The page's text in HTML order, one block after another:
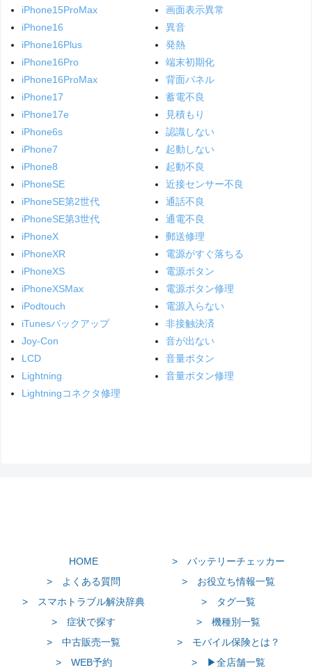
iPhone15ProMax
iPhone16
iPhone16Plus
iPhone16Pro
iPhone16ProMax
iPhone17
iPhone17e
iPhone6s
iPhone7
iPhone8
iPhoneSE
iPhoneSE第2世代
iPhoneSE第3世代
iPhoneX
iPhoneXR
iPhoneXS
iPhoneXSMax
iPodtouch
iTunesバックアップ
Joy-Con
LCD
Lightning
Lightningコネクタ修理
画面表示異常
異音
発熱
端末初期化
背面パネル
蓄電不良
見積もり
認識しない
起動しない
起動不良
近接センサー不良
通話不良
通電不良
郵送修理
電源がすぐ落ちる
電源ボタン
電源ボタン修理
電源入らない
非接触決済
音が出ない
音量ボタン
音量ボタン修理
HOME
> バッテリーチェッカー
> よくある質問
> お役立ち情報一覧
> スマホトラブル解決辞典
> タグ一覧
> 症状で探す
> 機種別一覧
> 中古販売一覧
> モバイル保険とは？
> WEB予約
> ▶全店舗一覧